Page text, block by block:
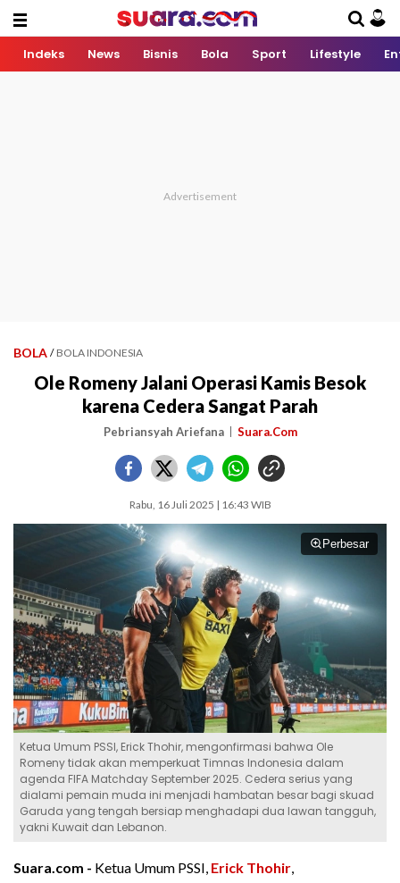
Indeks News Bisnis Bola Sport Lifestyle
BOLA / BOLA INDONESIA
Ole Romeny Jalani Operasi Kamis Besok
karena Cedera Sangat Parah
Pebriansyah Ariefana Suara.Com
Rabu, 16 Juli 2025 | 16:43 WIB
Perbesar
Ketua Umum PSSI, Erick Thohir, mengonfirmasi bahwa Ole
Romeny tidak akan memperkuat Timnas Indonesia dalam
agenda FIFA Matchday September 2025. Cedera serius yang
dialami pemain muda ini menjadi hambatan besar bagi skuad
Garuda yang tengah bersiap menghadapi dua lawan tangguh,
yakni Kuwait dan Lebanon.
Suara.com - Ketua Umum PSSI, Erick Thohir,